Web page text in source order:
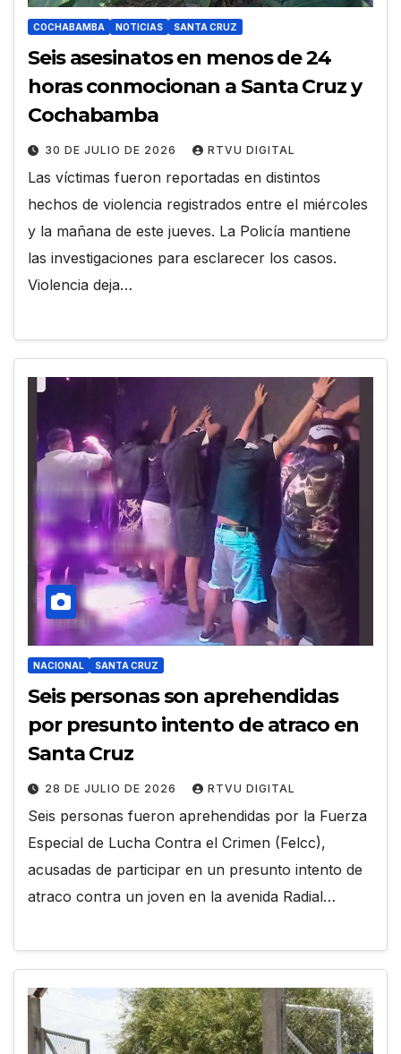
COCHABAMBA NOTICIAS SANTA CRUZ
Seis asesinatos en menos de 24
horas conmocionan a Santa Cruz y
Cochabamba
30 DE JULIO DE 2026 RTVU DIGITAL
Las víctimas fueron reportadas en distintos
hechos de violencia registrados entre el miércoles
y la mañana de este jueves. La Policía mantiene
las investigaciones para esclarecer los casos.
Violencia deja…
NACIONAL SANTA CRUZ
Seis personas son aprehendidas
por presunto intento de atraco en
Santa Cruz
28 DE JULIO DE 2026 RTVU DIGITAL
Seis personas fueron aprehendidas por la Fuerza
Especial de Lucha Contra el Crimen (Felcc),
acusadas de participar en un presunto intento de
atraco contra un joven en la avenida Radial…